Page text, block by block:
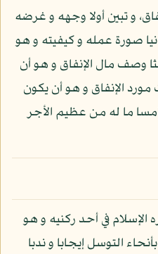
و تبين أولا وجهه و غرضه
صورة عمله و كيفيته و هو
وصف مال الإنفاق و هو أن
مورد الإنفاق و هو أن يكون
ما له من عظيم الأجر
الإسلام في أحد ركنيه و هو
التوسل إيجابا و ندبا